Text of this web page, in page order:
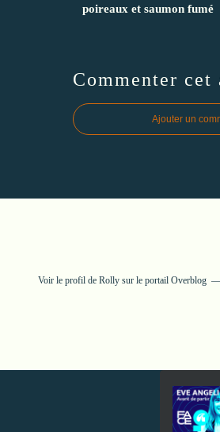
poireaux et saumon fumé
Commenter
Ajouter un
Voir le profil de Rollysur le portail Overblog